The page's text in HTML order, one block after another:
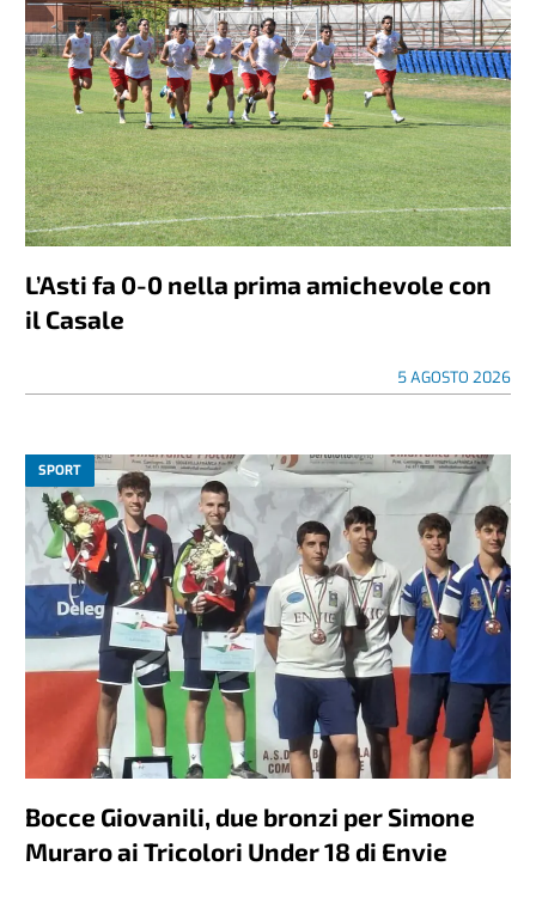
L’Asti fa 0-0 nella prima amichevole con
il Casale
5 AGOSTO 2026
SPORT
Bocce Giovanili, due bronzi per Simone
Muraro ai Tricolori Under 18 di Envie